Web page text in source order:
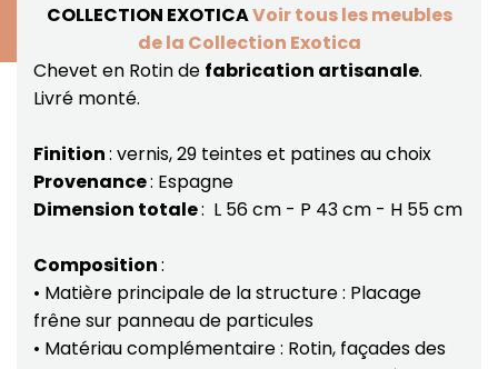
COLLECTION EXOTICAVoir tous les meubles
de la Collection Exotica
Chevet en Rotin de fabrication artisanale.
Livré monté.
Finition: vernis, 29 teintes et patines au choix
Provenance: Espagne
Dimension totale: L 56 cm - P 43 cm - H 55 cm
Composition:
• Matière principale de la structure : Placage
frêne sur panneau de particules
• Matériau complémentaire : Rotin, façades des